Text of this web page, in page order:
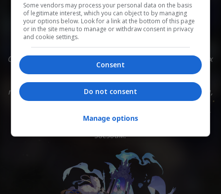
Add to Planner
Северная империя, утраченная династия, в холодных
землях которой пылает жажда завоеваний.
Владычица Керидра, златиус, обладающая ядром
пламени правосудия, ты должна расставить фигуры,
сыграть партию с богами, вынести приговор
отступникам и заложить основу для Преследующих
пламя. - Это не конец. Путь Амфореуса лежит к
звёздам!
Some vendors may process your personal data on the basis
of legitimate interest, which you can object to by managing
your options below. Look for a link at the bottom of this page
or in the site menu to manage or withdraw consent in privacy
and cookie settings.
Consent
Do not consent
Manage options